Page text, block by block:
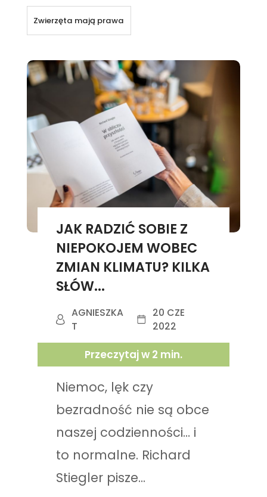
Zwierzęta mają prawa
JAK RADZIĆ SOBIE Z
NIEPOKOJEM WOBEC
ZMIAN KLIMATU? KILKA
SŁÓW...
AGNIESZKA
T
20 CZE
2022
Przeczytaj w 2 min.
Niemoc, lęk czy
bezradność nie są obce
naszej codzienności… i
to normalne. Richard
Stiegler pisze...